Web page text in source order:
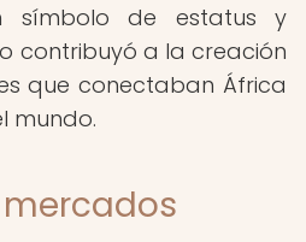
símbolo de estatus y
contribuyó a la creación
que conectaban África
mundo.
mercados